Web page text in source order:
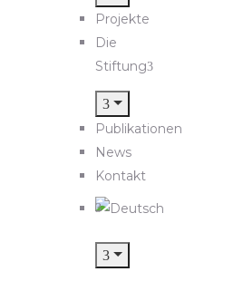
Projekte
Die
Stiftung
Publikationen
News
Kontakt